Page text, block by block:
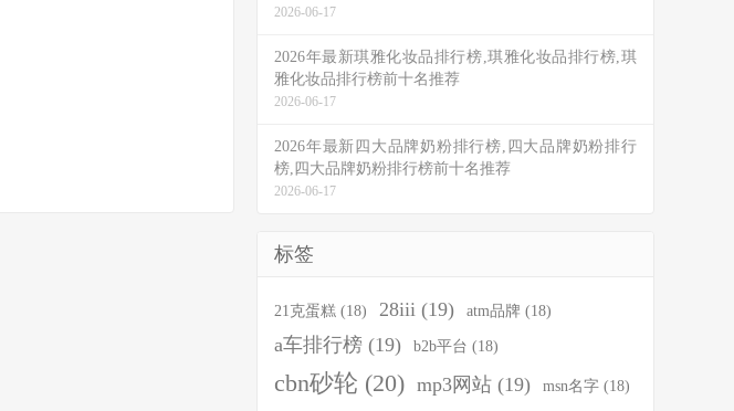
2026-06-17
2026年最新琪雅化妆品排行榜,琪雅化妆品排行榜,琪
雅化妆品排行榜前十名推荐
2026-06-17
2026年最新四大品牌奶粉排行榜,四大品牌奶粉排行
榜,四大品牌奶粉排行榜前十名推荐
2026-06-17
标签
21克蛋糕 (18) 28iii (19) atm品牌 (18)
a车排行榜 (19) b2b平台 (18)
cbn砂轮 (20) mp3网站 (19) msn名字 (18)